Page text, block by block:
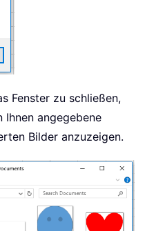
Fenster zu schließen,
Ihnen angegebene
Bilder anzuzeigen.